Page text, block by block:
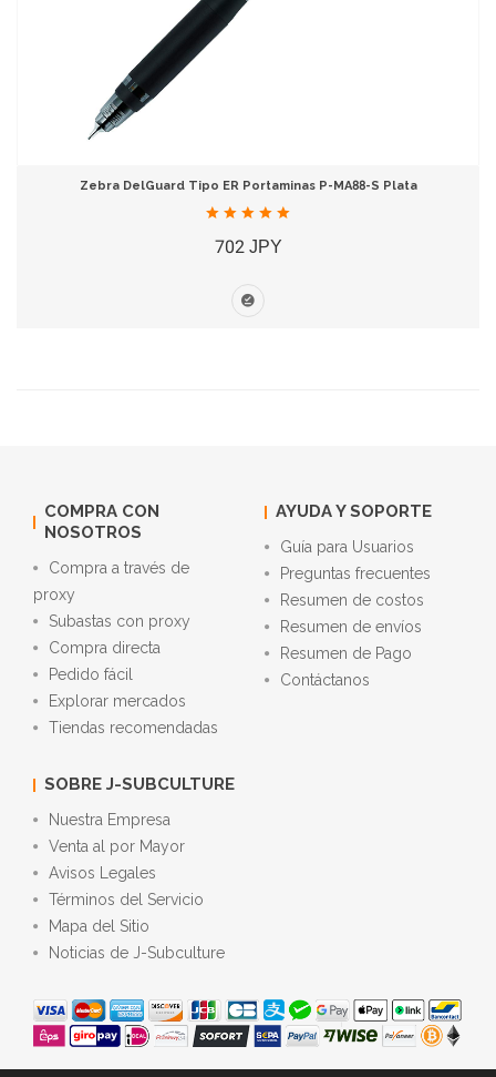
Zebra DelGuard Tipo ER Portaminas P-MA88-S Plata
702 JPY
COMPRA CON
NOSOTROS
Compra a través de
proxy
Subastas con proxy
Compra directa
Pedido fácil
Explorar mercados
Tiendas recomendadas
AYUDA Y SOPORTE
Guía para Usuarios
Preguntas frecuentes
Resumen de costos
Resumen de envíos
Resumen de Pago
Contáctanos
SOBRE J-SUBCULTURE
Nuestra Empresa
Venta al por Mayor
Avisos Legales
Términos del Servicio
Mapa del Sitio
Noticias de J-Subculture